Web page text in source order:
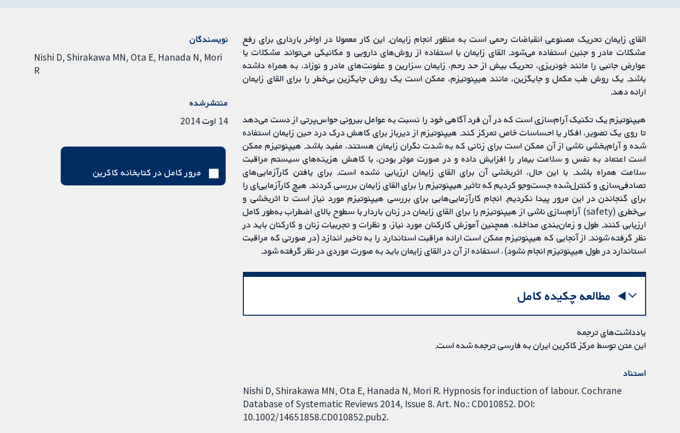
القای زایمان تحریک مصنوعی انقباضات رحمی است به منظور انجام زایمان. این کار معمولا در اواخر بارداری برای رفع
مشکلات مادر و جنین استفاده می‌شود. القای زایمان با استفاده از روش‌های دارویی و مکانیکی می‌تواند مشکلات یا
عوارض جانبی را مانند خونریزی، تحریک بیش از حد رحم، زایمان سزارین و عفونت‌های مادر و نوزاد، به همراه داشته
باشد. یک روش طب مکمل و جایگزین، مانند هیپنوتیزم، ممکن است یک روش جایگزین بی‌خطر را برای القای زایمان
ارائه دهد.
هیپنوتیزم یک تکنیک آرام‌سازی است که در آن فرد آگاهی خود را نسبت به عوامل بیرونی حواس‌پرتی از دست می‌دهد
تا روی یک تصویر، افکار یا احساسات خاص تمرکز کند. هیپنوتیزم از دیرباز برای کاهش درک درد حین زایمان استفاده
شده و آرام‌بخشی ناشی از آن ممکن است برای زنانی که به شدت نگران زایمان هستند، مفید باشد. هیپنوتیزم ممکن
است اعتماد به نفس و سلامت بیمار را افزایش داده و در صورت موثر بودن، با کاهش هزینه‌های سیستم مراقبت
سلامت همراه باشد. با این حال، اثربخشی آن برای القای زایمان ارزیابی نشده است. برای یافتن کارآزمایی‌های
تصادفی‌سازی و کنترل‌شده جست‌وجو کردیم که تاثیر هیپنوتیزم را برای القای زایمان بررسی کردند. هیچ کارآزمایی‌ای‌ را
برای گنجاندن در این مرور پیدا نکردیم. انجام کارآزمایی‌هایی برای بررسی هیپنوتیزم مورد نیاز است تا اثربخشی و
بی‌خطری (safety) آرام‌سازی ناشی از هیپنوتیزم را برای القای زایمان در زنان باردار با سطوح بالای اضطراب به‌طور کامل
ارزیابی کنند. طول و زمان‌بندی مداخله، همچنین آموزش کارکنان مورد نیاز، و نظرات و تجربیات زنان و کارکنان باید در
نظر گرفته شوند. از آنجایی که هیپنوتیزم ممکن است ارائه مراقبت استاندارد را به تاخیر اندازد (در صورتی که مراقبت
استاندارد در طول هیپنوتیزم انجام نشود)، استفاده از آن در القای زایمان باید به صورت موردی در نظر گرفته شود.
مطالعه چکیده کامل
یادداشت‌های ترجمه
این متن توسط مرکز کاکرین ایران به فارسی ترجمه شده است.
استناد
Nishi D, Shirakawa MN, Ota E, Hanada N, Mori R. Hypnosis for induction of labour. Cochrane
Database of Systematic Reviews 2014, Issue 8. Art. No.: CD010852. DOI:
10.1002/14651858.CD010852.pub2.
نویسندگان
Nishi D Shirakawa MN Ota E Hanada N Mori
R
منتشرشده
14 اوت 2014
مرور کامل در کتابخانه کاکرین